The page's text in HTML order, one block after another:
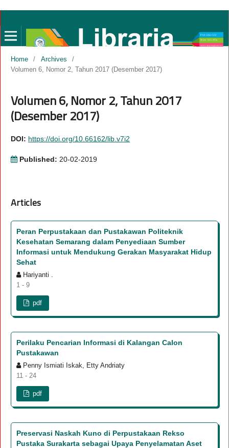
Home / Archives
/
Volumen 6, Nomor 2, Tahun 2017 (Desember 2017)
Volumen 6, Nomor 2, Tahun 2017
(Desember 2017)
DOI: https://doi.org/10.66162/lib.v7i2
Published: 20-02-2019
Articles
Peran Perpustakaan dan Pustakawan Politeknik
Kesehatan Semarang dalam Penyediaan Sumber
Informasi untuk Mendukung Gerakan Masyarakat Hidup
Sehat
Hariyanti .
1 - 9
pdf
Perilaku Pencarian Informasi di Kalangan Calon
Pustakawan
Penny Ismiati Iskak, Etty Andriaty
11 - 24
pdf
Preservasi Naskah Kuno di Perpustakaan Rekso
Pustaka Surakarta sebagai Upaya Penyelamatan Aset